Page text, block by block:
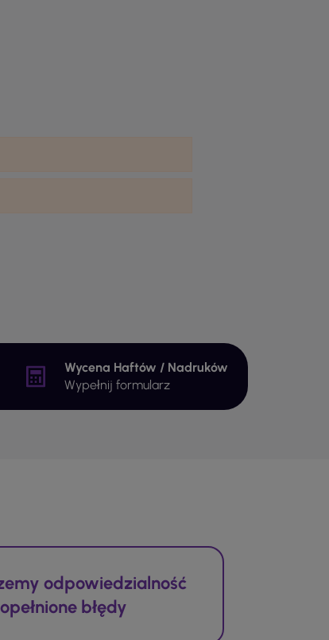
Wycena Haftów / Nadruków
Wypełnij formularz
odpowiedzialność
błędy